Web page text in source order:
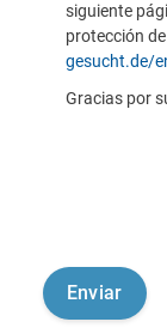
siguiente
protección
gesucht.de/
Gracias por